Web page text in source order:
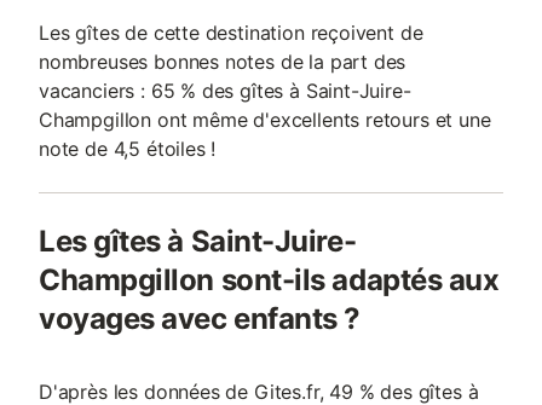
Les gîtes de cette destination reçoivent de
nombreuses bonnes notes de la part des
vacanciers : 65 % des gîtes à Saint-Juire-
Champgillon ont même d'excellents retours et une
note de 4,5 étoiles !
Les gîtes à Saint-Juire-
Champgillon sont-ils adaptés aux
voyages avec enfants ?
D'après les données de Gites.fr, 49 % des gîtes à